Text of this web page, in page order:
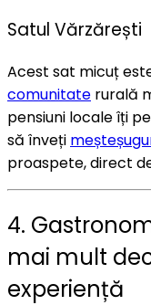
Satul Vărzărești
Acest sat micuț
comunitate rurală
pensiuni locale îți
să înveți
proaspete, direct
4.
mai mult
experiență